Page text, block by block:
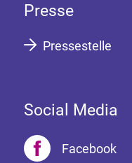
Presse
Pressestelle
Social Media
Facebook